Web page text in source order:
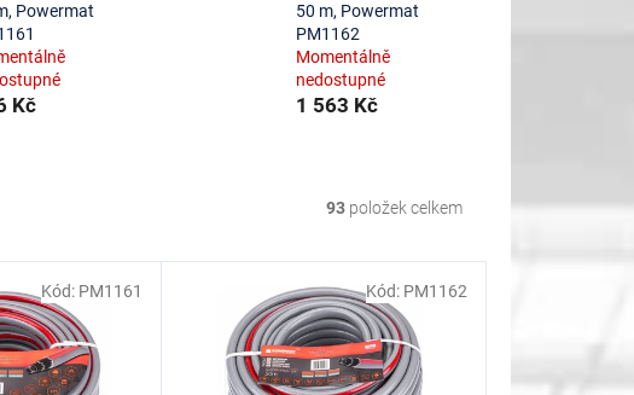
Powermat
Kč
50 m, Powermat
PM1162
Momentálně
nedostupné
1 563 Kč
93 položek celkem
Kód: PM1161 Kód: PM1162